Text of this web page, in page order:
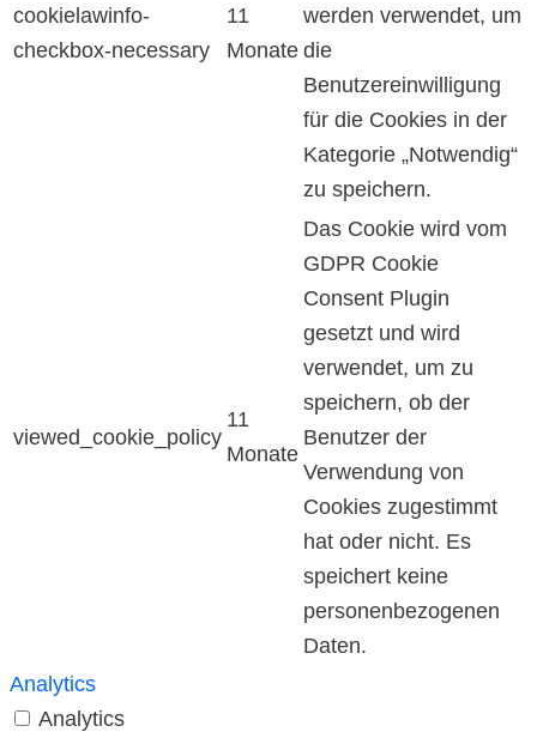
cookielawinfo-
checkbox-necessary
11
Monate
werden verwendet, um
die
Benutzereinwilligung
für die Cookies in der
Kategorie „Notwendig“
zu speichern.
viewed_cookie_policy
11
Monate
Das Cookie wird vom
GDPR Cookie
Consent Plugin
gesetzt und wird
verwendet, um zu
speichern, ob der
Benutzer der
Verwendung von
Cookies zugestimmt
hat oder nicht. Es
speichert keine
personenbezogenen
Daten.
Analytics
Analytics